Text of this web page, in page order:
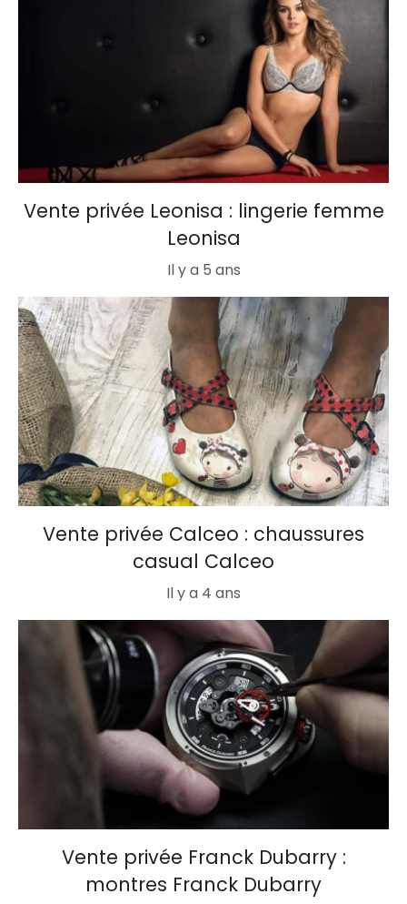
Vente privée Leonisa : lingerie femme
Leonisa
Il y a 5 ans
Vente privée Calceo : chaussures
casual Calceo
Il y a 4 ans
Vente privée Franck Dubarry :
montres Franck Dubarry